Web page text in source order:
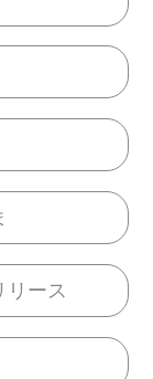
リース